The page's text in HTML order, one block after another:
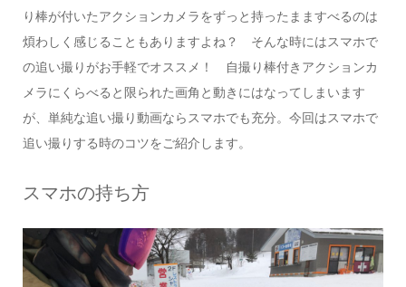
り棒が付いたアクションカメラをずっと持ったまますべるのは
煩わしく感じることもありますよね？ そんな時にはスマホで
の追い撮りがお手軽でオススメ！ 自撮り棒付きアクションカ
メラにくらべると限られた画角と動きにはなってしまいます
が、単純な追い撮り動画ならスマホでも充分。今回はスマホで
追い撮りする時のコツをご紹介します。
スマホの持ち方